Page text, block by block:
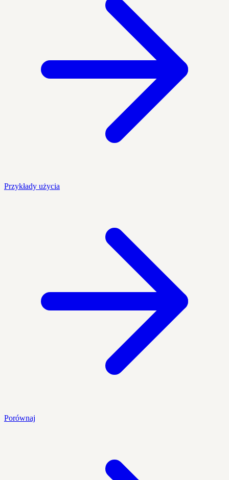
Przykłady użycia
Porównaj